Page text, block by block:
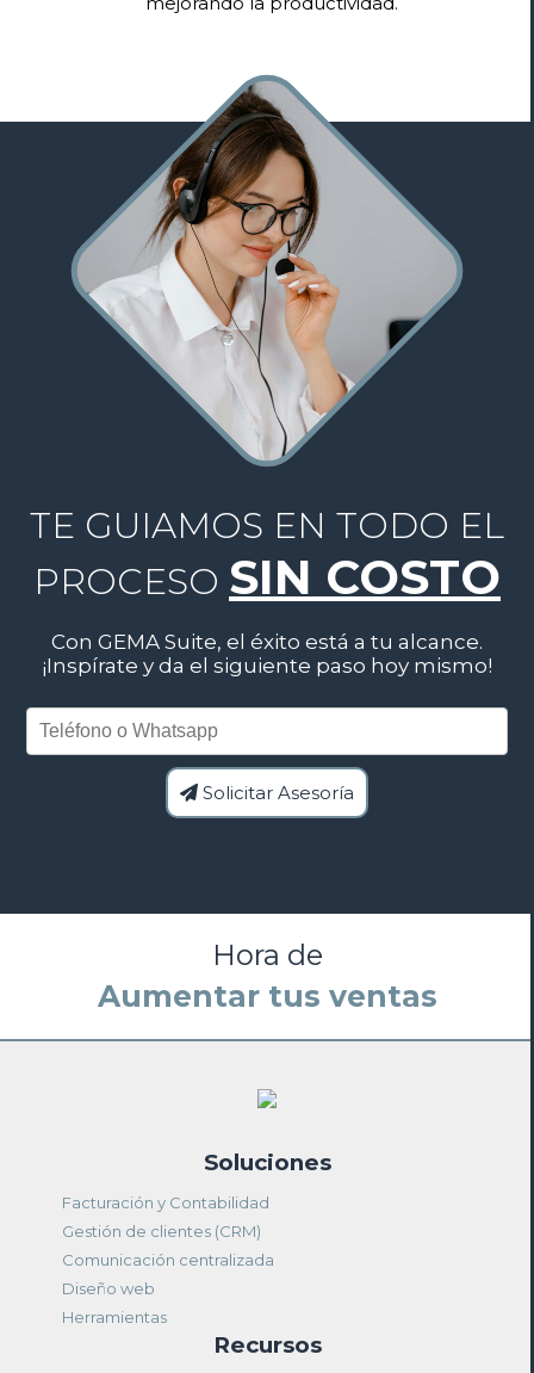
TE GUIAMOS EN TODO EL
PROCESO SIN COSTO
Con GEMA Suite, el éxito está a tu alcance.
¡Inspírate y da el siguiente paso hoy mismo!
Solicitar Asesoría
Hora de
Mejorar tus cierres
Soluciones
Facturación y Contabilidad
Gestión de clientes (CRM)
Comunicación centralizada
Diseño web
Herramientas
Recursos